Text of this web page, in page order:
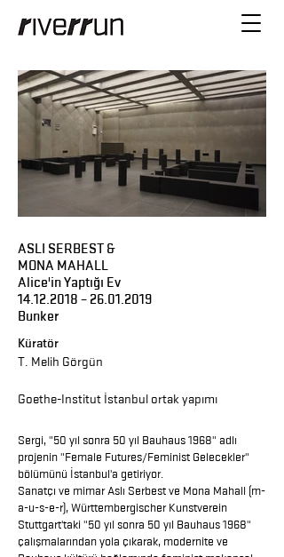
ASLI SERBEST &
MONA MAHALL
Alice'in Yaptığı Ev
14.12.2018 – 26.01.2019
Bunker
Küratör
T. Melih Görgün
Goethe-Institut İstanbul ortak yapımı
Sergi, "50 yıl sonra 50 yıl Bauhaus 1968" adlı
projenin "Female Futures/Feminist Gelecekler"
bölümünü İstanbul'a getiriyor.
Sanatçı ve mimar Aslı Serbest ve Mona Mahall (m-
a-u-s-e-r), Württembergischer Kunstverein
Stuttgart'taki "50 yıl sonra 50 yıl Bauhaus 1968"
çalışmalarından yola çıkarak, modernite ve